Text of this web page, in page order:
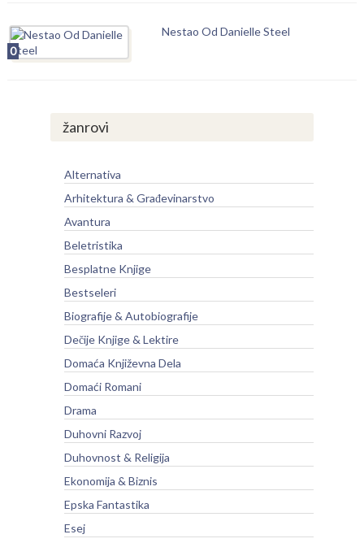
0
Nestao Od Danielle Steel
žanrovi
Alternativa
Arhitektura & Građevinarstvo
Avantura
Beletristika
Besplatne Knjige
Bestseleri
Biografije & Autobiografije
Dečije Knjige & Lektire
Domaća Književna Dela
Domaći Romani
Drama
Duhovni Razvoj
Duhovnost & Religija
Ekonomija & Biznis
Epska Fantastika
Esej